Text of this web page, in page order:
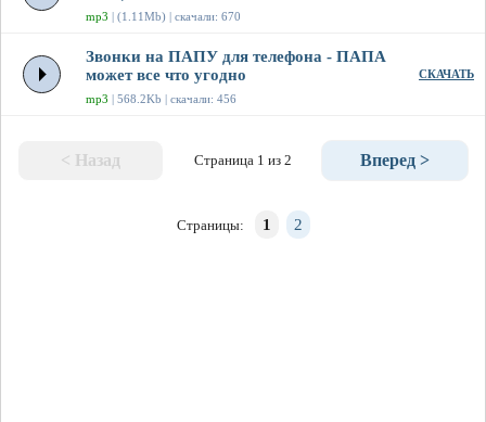
mp3 | (1.11Mb) | скачали: 670
Звонки на ПАПУ для телефона - ПАПА
может все что угодно
mp3 | 568.2Kb | скачали: 456
СКАЧАТЬ
< Назад Страница 1 из 2 Вперед >
Страницы: 1 2